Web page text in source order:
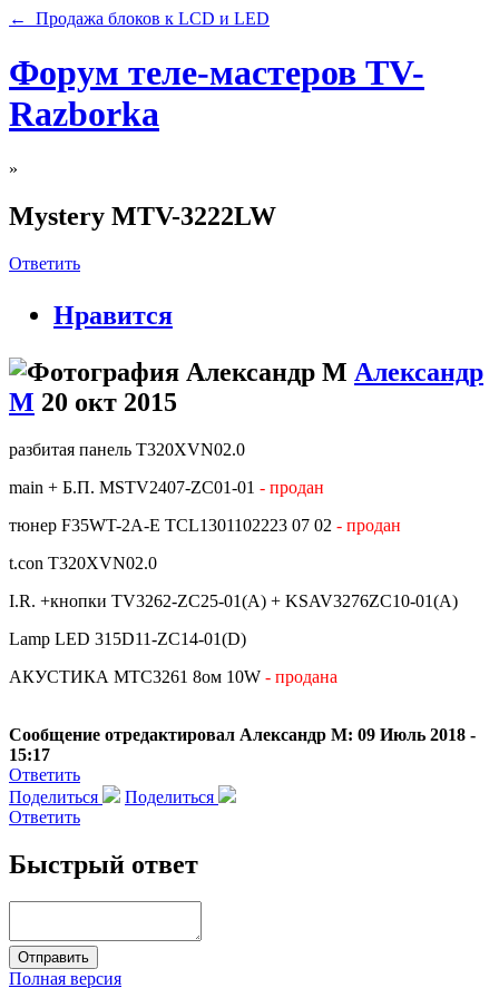
← Продажа блоков к LCD и LED
Форум теле-мастеров TV-
Razborka
»
Mystery MTV-3222LW
Ответить
Нравится
Александр
М 20 окт 2015
разбитая панель T320XVN02.0
main + Б.П. MSTV2407-ZC01-01 - продан
тюнер F35WT-2A-E TCL1301102223 07 02 - продан
t.con T320XVN02.0
I.R. +кнопки TV3262-ZC25-01(A) + KSAV3276ZC10-01(A)
Lamp LED 315D11-ZC14-01(D)
АКУСТИКА MTC3261 8ом 10W - продана
Сообщение отредактировал Александр М: 09 Июль 2018 -
15:17
Ответить
Поделиться
Поделиться
Ответить
Быстрый ответ
Полная версия